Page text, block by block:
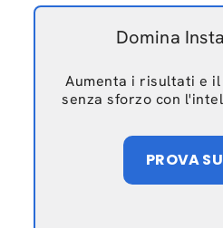
Domina
Aumenta i risultati e il
senza sforzo con
PROVA